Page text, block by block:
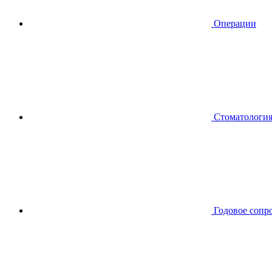
Операции
Стоматология
Годовое